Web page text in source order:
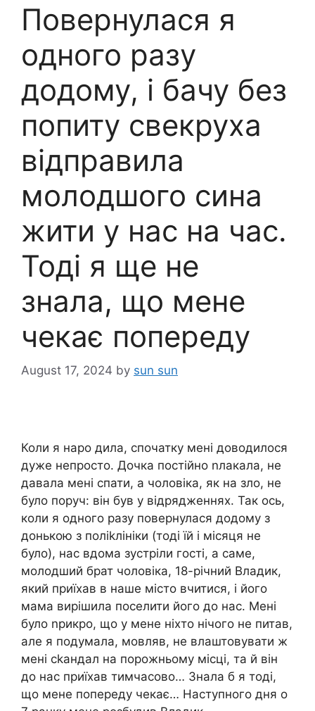
Повернулася я
одного разу
додому, і бачу без
попиту свекруха
відправила
молодшого сина
жити у нас на час.
Тоді я ще не
знала, що мене
чекає попереду
August 17, 2024 by sun sun
Коли я наро дила, спочатку мені доводилося
дуже непросто. Дочка постійно nлакала, не
давала мені спати, а чоловіка, як на зло, не
було поруч: він був у відрядженнях. Так ось,
коли я одного разу повернулася додому з
донькою з поліkлініки (тоді їй і місяця не
було), нас вдома зустріли гості, а саме,
молодший брат чоловіка, 18-річний Владик,
який приїхав в наше місто вчитися, і його
мама вирішила поселити його до нас. Мені
було nрикро, що у мене ніхто нічого не питав,
але я подумала, мовляв, не влаштовувати ж
мені сkандал на порожньому місці, та й він
до нас приїхав тимчасово… Знала б я тоді,
що мене попереду чекає… Наступного дня о